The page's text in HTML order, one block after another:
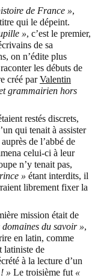
de France »,
qui le dépeint.
», c’est le premier,
de sa
on n’édite plus
les débuts de
créé parValentin
grammairien hors
restés discrets,
qui tenait à assister
de l’abbé de
celui-ci à leur
n’y tenait pas,
» étant interdits, il
librement fixer la
mission était de
du savoir »,
en latin, comme
latiniste de
à la lecture d’un
» Le troisième fut «